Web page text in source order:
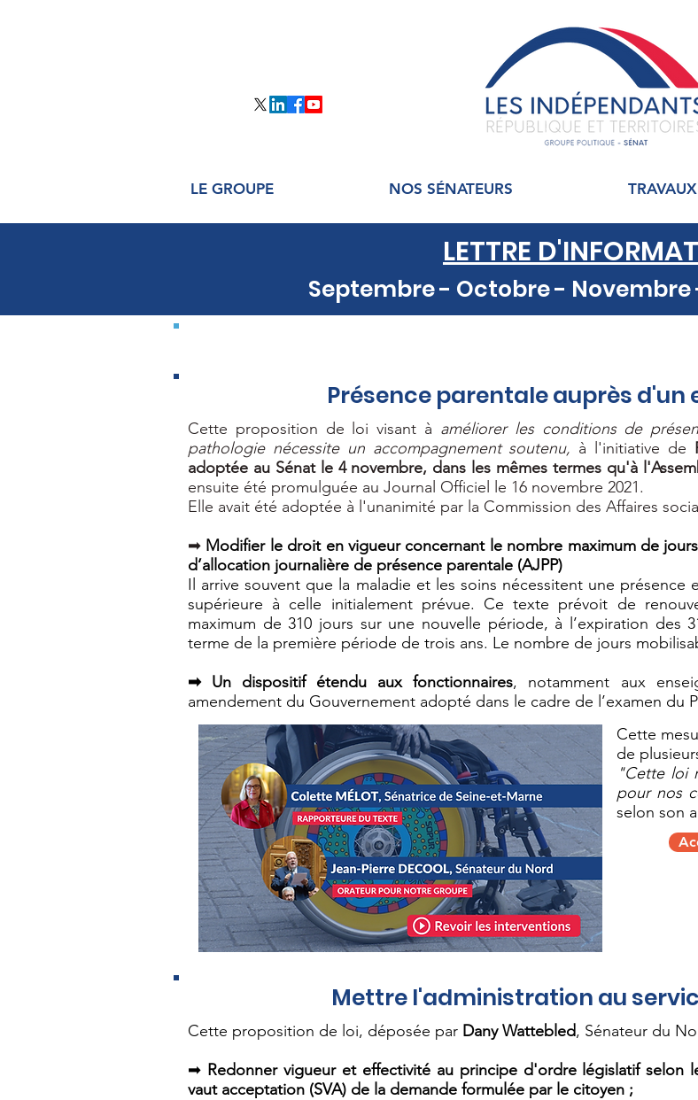
LE GROUPE NOS SÉNATEURS
LETTRE
Septembre - Octobre - Novembre
Présence parentale auprès
Cette proposition de loi visant à améliorer les conditions de
pathologie nécessite un accompagnement soutenu, à l'initiative de
adoptée au Sénat le 4 novembre, dans les mêmes termes qu'à
ensuite été promulguée au Journal Officiel le 16 novembre 2021.
Elle avait été adoptée à l'unanimité par la Commission des Affaires
➡ Modifier le droit en vigueur concernant le nombre maximum de
d’allocation journalière de présence parentale (AJPP)
Il arrive souvent que la maladie et les soins nécessitent une
supérieure à celle initialement prévue. Ce texte prévoit de
maximum de 310 jours sur une nouvelle période, à l’expiration des
terme de la première période de trois ans. Le nombre de jours
➡ Un dispositif étendu aux fonctionnaires, notamment aux
amendement du Gouvernement adopté dans le cadre de l’examen du
Cette
de
"Cette loi
pour nos
selon son
Mettre l'administration au
Cette proposition de loi, déposée par Dany Wattebled, Sénateur du
➡ Redonner vigueur et effectivité au principe d'ordre législatif selon
vaut acceptation (SVA) de la demande formulée par le citoyen ;